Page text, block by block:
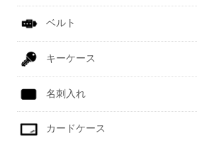
ベルト
キーケース
名刺入れ
カードケース